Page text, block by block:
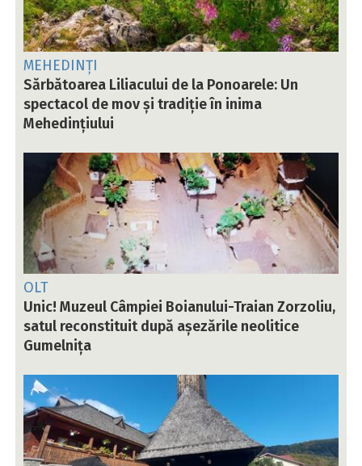
MEHEDINȚI
Sărbătoarea Liliacului de la Ponoarele: Un
spectacol de mov și tradiție în inima
Mehedințiului
OLT
Unic! Muzeul Câmpiei Boianului-Traian Zorzoliu,
satul reconstituit după așezările neolitice
Gumelnița